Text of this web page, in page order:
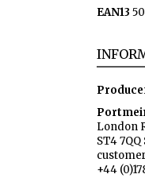
EAN13
London
ST4
+44